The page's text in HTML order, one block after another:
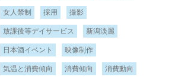
女人禁制 採用 撮影
放課後等デイサービス 新潟淡麗
日本酒イベント 映像制作
気温と消費傾向 消費傾向 消費動向